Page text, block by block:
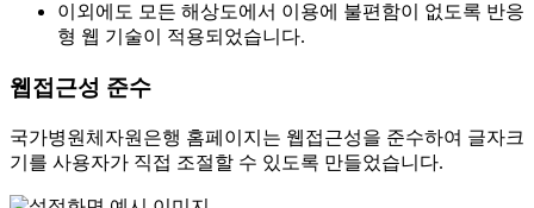
이외에도 모든 해상도에서 이용에 불편함이 없도록 반응
형 웹 기술이 적용되었습니다.
웹접근성 준수
국가병원체자원은행 홈페이지는 웹접근성을 준수하여 글자크
기를 사용자가 직접 조절할 수 있도록 만들었습니다.